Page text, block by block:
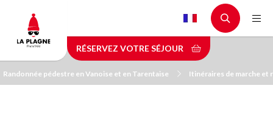
contenu
principal
RÉSERVEZ VOTRE SÉJOUR
Randonnée pédestre en Vanoise et en Tarentaise Itinéraires de marche et